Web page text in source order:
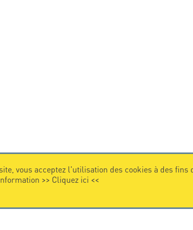
vous acceptez l'utilisation des cookies à des fins
>> Cliquez ici <<